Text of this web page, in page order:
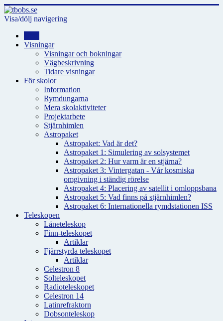
Visa/dölj navigering
Visningar
Visningar och bokningar
Vägbeskrivning
Tidare visningar
För skolor
Information
Rymdungarna
Mera skolaktiviteter
Projektarbete
Stjärnhimlen
Astropaket
Astropaket: Vad är det?
Astropaket 1: Simulering av solsystemet
Astropaket 2: Hur varm är en stjärna?
Astropaket 3: Vintergatan - Vår kosmiska
omgivning i ständig rörelse
Astropaket 4: Placering av satellit i omloppsbana
Astropaket 5: Vad finns på stjärnhimlen?
Astropaket 6: Internationella rymdstationen ISS
Teleskopen
Låneteleskop
Finn-teleskopet
Artiklar
Fjärrstyrda teleskopet
Artiklar
Celestron 8
Solteleskopet
Radioteleskopet
Celestron 14
Latinrefraktorn
Dobsonteleskop